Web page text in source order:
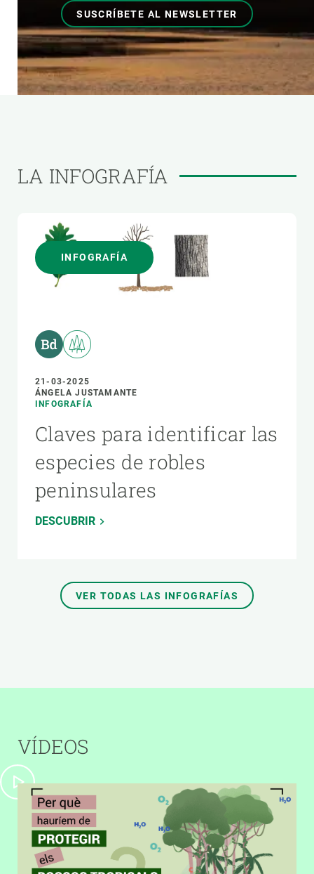
SUSCRÍBETE AL NEWSLETTER
LA INFOGRAFÍA
INFOGRAFÍA
21-03-2025
ÁNGELA JUSTAMANTE
INFOGRAFÍA
Claves para identificar las
especies de robles
peninsulares
DESCUBRIR
VER TODAS LAS INFOGRAFÍAS
VÍDEOS